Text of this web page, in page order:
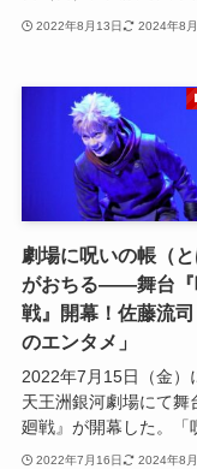
2022年8月13日 2024年8
劇場に呪いの帳（と
がおちる――舞台『
戦』開幕！佐藤流
のエンタメ」
2022年7月15日（金）
天王洲銀河劇場にて舞
廻戦』が開幕した。「
2022年7月16日 2024年8